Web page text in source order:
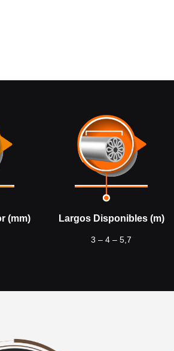
(mm) Largos Disponibles (m)
3 – 4 – 5,7